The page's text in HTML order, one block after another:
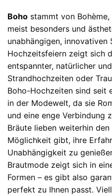
Boho stammt von
meist besonders und
unabhängigen, innovativen
Hochzeitsfeiern zeigt sich
entspannter, natürlicher
Strandhochzeiten oder
Boho-Hochzeiten sind seit
in der Modewelt, da sie
und eine enge Verbindung
Bräute lieben weiterhin
Möglichkeit gibt, ihre
Unabhängigkeit zu
Brautmode zeigt sich in
Formen – es gibt also
perfekt zu Ihnen passt.